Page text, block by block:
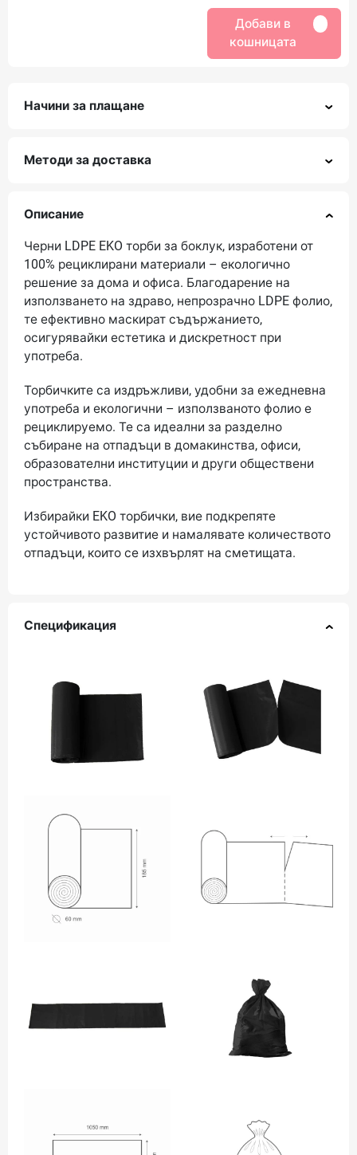
Добави в
кошницата
Начини за плащане
Методи за доставка
Описание
Черни LDPE EKO торби за боклук, изработени от
100% рециклирани материали – екологично
решение за дома и офиса. Благодарение на
използването на здраво, непрозрачно LDPE фолио,
те ефективно маскират съдържанието,
осигурявайки естетика и дискретност при
употреба.
Торбичките са издръжливи, удобни за ежедневна
употреба и екологични – използваното фолио е
рециклируемо. Те са идеални за разделно
събиране на отпадъци в домакинства, офиси,
образователни институции и други обществени
пространства.
Избирайки EKO торбички, вие подкрепяте
устойчивото развитие и намалявате количеството
отпадъци, които се изхвърлят на сметищата.
Спецификация